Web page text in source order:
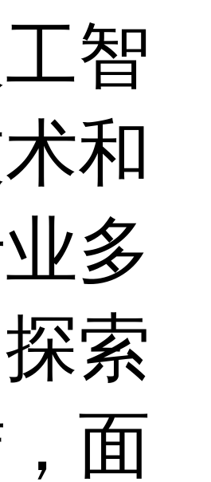
智
和
多
索
面